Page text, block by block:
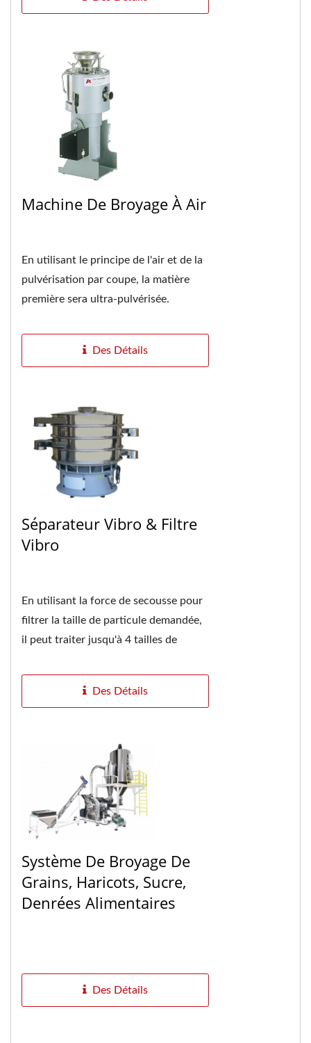
Machine De Broyage À Air
En utilisant le principe de l'air et de la
pulvérisation par coupe, la matière
première sera ultra-pulvérisée.
Des Détails
Séparateur Vibro & Filtre
Vibro
En utilisant la force de secousse pour
filtrer la taille de particule demandée,
il peut traiter jusqu'à 4 tailles de
Remplacement...
Des Détails
Système De Broyage De
Grains, Haricots, Sucre,
Denrées Alimentaires
Des Détails